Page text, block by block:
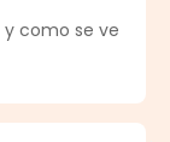
5 Sternen
y como se ve